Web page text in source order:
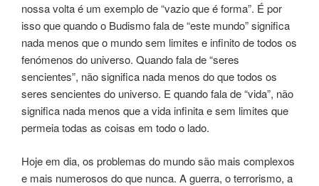
nossa volta é um exemplo de “vazio que é forma”. É por
isso que quando o Budismo fala de “este mundo” significa
nada menos que o mundo sem limites e infinito de todos os
fenómenos do universo. Quando fala de “seres
sencientes”, não significa nada menos do que todos os
seres sencientes do universo. E quando fala de “vida”, não
significa nada menos que a vida infinita e sem limites que
permeia todas as coisas em todo o lado.
Hoje em dia, os problemas do mundo são mais complexos
e mais numerosos do que nunca. A guerra, o terrorismo, a